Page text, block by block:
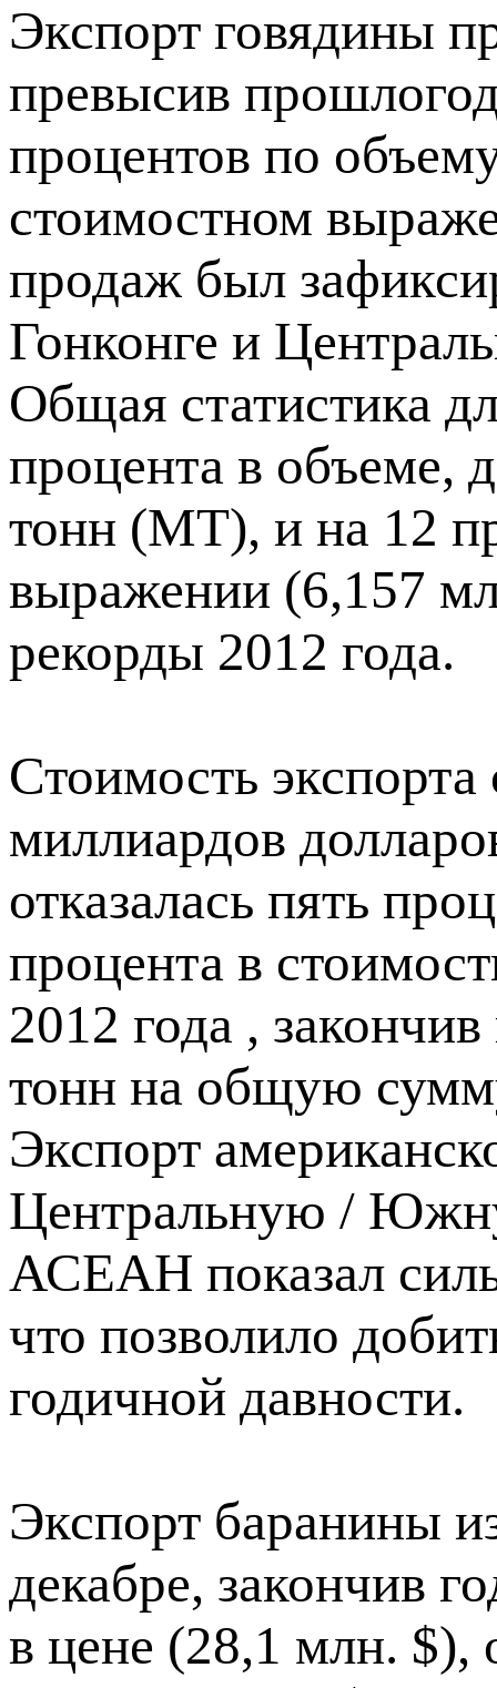
Экспорт говядины
превысив
процентов по
стоимостном
продаж был
Гонконге и
Общая статистика
процента в объеме,
тонн (МТ), и на 12
выражении (6,157
рекорды 2012 года.
Стоимость
миллиардов
отказалась пять
процента в
2012 года ,
тонн на общую
Экспорт
Центральную /
АСЕАН показал
что позволило
годичной давности.
Экспорт баранины
декабре, закончив
в цене (28,1 млн. $),